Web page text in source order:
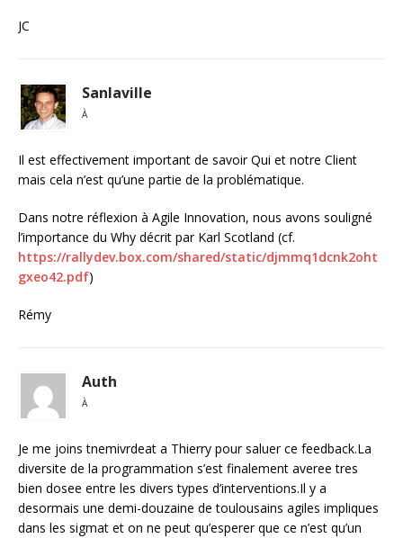
JC
Sanlaville
À
Il est effectivement important de savoir Qui et notre Client
mais cela n’est qu’une partie de la problématique.
Dans notre réflexion à Agile Innovation, nous avons souligné
l’importance du Why décrit par Karl Scotland (cf.
https://rallydev.box.com/shared/static/djmmq1dcnk2oht
gxeo42.pdf)
Rémy
Auth
À
Je me joins tnemivrdeat a Thierry pour saluer ce feedback.La
diversite de la programmation s’est finalement averee tres
bien dosee entre les divers types d’interventions.Il y a
desormais une demi-douzaine de toulousains agiles impliques
dans les sigmat et on ne peut qu’esperer que ce n’est qu’un